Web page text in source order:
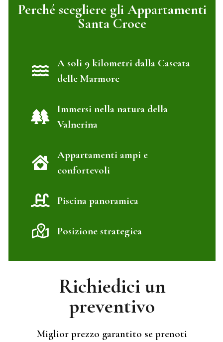
Perché scegliere gli Appartamenti
Santa Croce
A soli 9 kilometri dalla Cascata
delle Marmore
Immersi nella natura della
Valnerina
Appartamenti ampi e
confortevoli
Piscina panoramica
Posizione strategica
Richiedici un
preventivo
Miglior prezzo garantito se prenoti